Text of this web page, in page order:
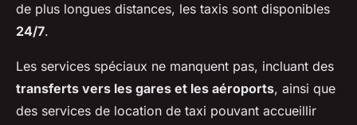
de plus longues distances, les taxis sont disponibles
24/7.
Les services spéciaux ne manquent pas, incluant des
transferts vers les gares et les aéroports, ainsi que
des services de location de taxi pouvant accueillir